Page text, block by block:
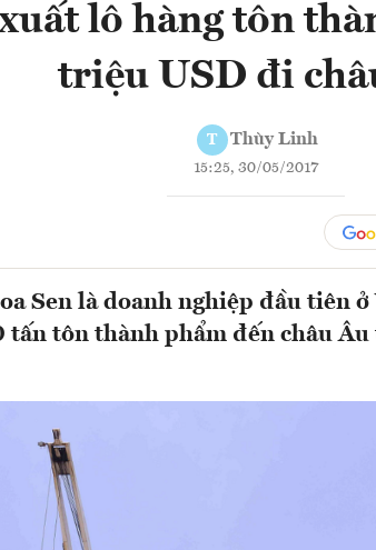
lô hàng tôn
triệu USD đi
T Thùy Linh
15:25, 30/05/2017
Sen là doanh nghiệp đầu tiên
tấn tôn thành phẩm đến châu Âu